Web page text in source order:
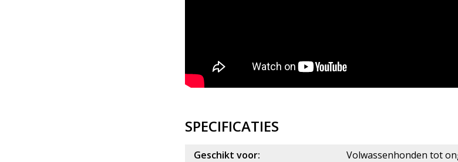
SPECIFICATIES
Geschikt voor:
Volwassenhonden tot